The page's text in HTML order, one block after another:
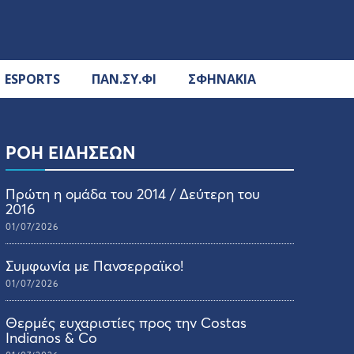
ESPORTS ΠΑΝ.ΣΥ.ΦΙ ΣΦΗΝΑΚΙΑ
ΡΟΗ ΕΙΔΗΣΕΩΝ
Πρώτη η ομάδα του 2014 / Δεύτερη του
2016
01/07/2026
Συμφωνία με Πανσερραϊκο!
01/07/2026
Θερμές ευχαριστίες προς την Costas
Indianos & Co